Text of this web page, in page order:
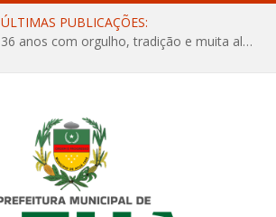
ÚLTIMAS PUBLICAÇÕES:
Afuá comemora 136 anos com orgulho, tradição e muita alegria na Quadra Dr. Nelson Salomão